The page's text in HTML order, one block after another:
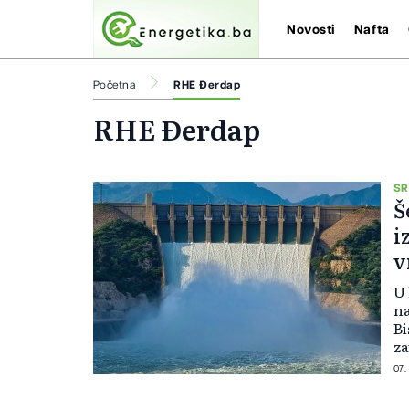
Novosti Nafta
Početna RHE Đerdap
RHE Đerdap
07.